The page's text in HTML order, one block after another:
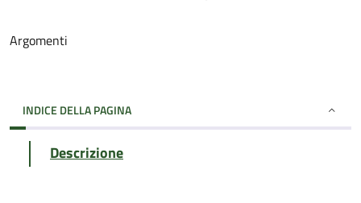
Argomenti
INDICE DELLA PAGINA
Descrizione